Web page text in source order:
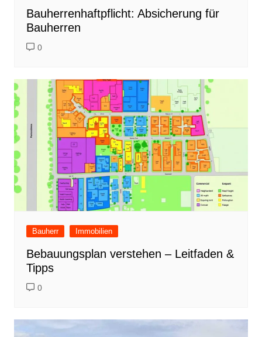
Bauherrenhaftpflicht: Absicherung für
Bauherren
0
Bauherr Immobilien
Bebauungsplan verstehen – Leitfaden &
Tipps
0